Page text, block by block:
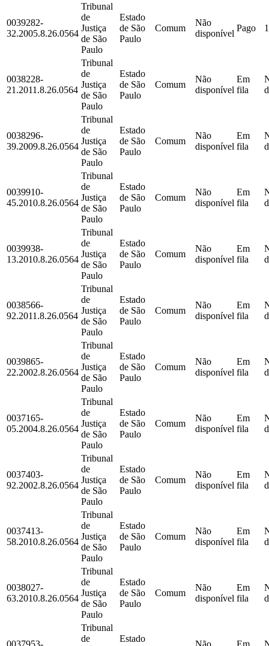
0039282-
32.2005.8.26.0564
Tribunal
de
Justiça
de São
Paulo
Estado
de São
Paulo
Comum
Não
disponível
Pago
0038228-
21.2011.8.26.0564
Tribunal
de
Justiça
de São
Paulo
Estado
de São
Paulo
Comum
Não
disponível
Em
fila
0038296-
39.2009.8.26.0564
Tribunal
de
Justiça
de São
Paulo
Estado
de São
Paulo
Comum
Não
disponível
Em
fila
0039910-
45.2010.8.26.0564
Tribunal
de
Justiça
de São
Paulo
Estado
de São
Paulo
Comum
Não
disponível
Em
fila
0039938-
13.2010.8.26.0564
Tribunal
de
Justiça
de São
Paulo
Estado
de São
Paulo
Comum
Não
disponível
Em
fila
0038566-
92.2011.8.26.0564
Tribunal
de
Justiça
de São
Paulo
Estado
de São
Paulo
Comum
Não
disponível
Em
fila
0039865-
22.2002.8.26.0564
Tribunal
de
Justiça
de São
Paulo
Estado
de São
Paulo
Comum
Não
disponível
Em
fila
0037165-
05.2004.8.26.0564
Tribunal
de
Justiça
de São
Paulo
Estado
de São
Paulo
Comum
Não
disponível
Em
fila
0037403-
92.2002.8.26.0564
Tribunal
de
Justiça
de São
Paulo
Estado
de São
Paulo
Comum
Não
disponível
Em
fila
0037413-
58.2010.8.26.0564
Tribunal
de
Justiça
de São
Paulo
Estado
de São
Paulo
Comum
Não
disponível
Em
fila
0038027-
63.2010.8.26.0564
Tribunal
de
Justiça
de São
Paulo
Estado
de São
Paulo
Comum
Não
disponível
Em
fila
0037953-
Tribunal
de
Estado
Não Em